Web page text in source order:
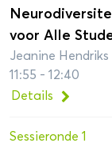
voor Alle
Jeanine
11:55 - 12:40
Details
Sessieronde 1